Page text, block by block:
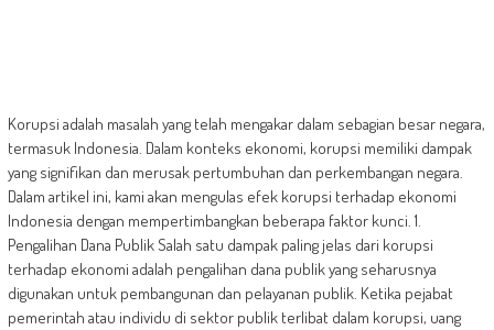
Korupsi adalah masalah yang telah mengakar dalam sebagian besar negara,
termasuk Indonesia. Dalam konteks ekonomi, korupsi memiliki dampak
yang signifikan dan merusak pertumbuhan dan perkembangan negara.
Dalam artikel ini, kami akan mengulas efek korupsi terhadap ekonomi
Indonesia dengan mempertimbangkan beberapa faktor kunci. 1.
Pengalihan Dana Publik Salah satu dampak paling jelas dari korupsi
terhadap ekonomi adalah pengalihan dana publik yang seharusnya
digunakan untuk pembangunan dan pelayanan publik. Ketika pejabat
pemerintah atau individu di sektor publik terlibat dalam korupsi, uang